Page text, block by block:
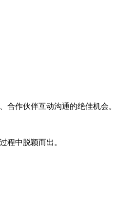
合作伙伴互动沟通的绝佳机会。
程中脱颖而出。